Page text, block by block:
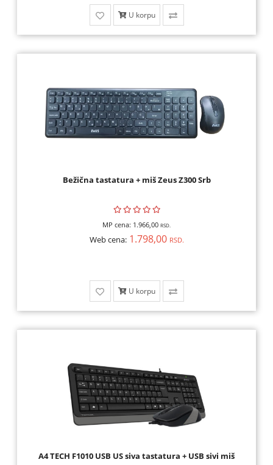
U korpu
Bežična tastatura + miš Zeus Z300 Srb
MP cena: 1.966,00 RSD.
Web cena: 1.798,00 RSD.
U korpu
A4 TECH F1010 USB US siva tastatura + USB sivi miš